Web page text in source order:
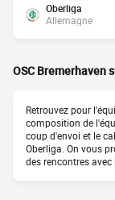
Oberliga
Allemagne
OSC Bremerhaven
Retrouvez pour
composition de
coup d'envoi et le
Oberliga. On vous
des rencontres